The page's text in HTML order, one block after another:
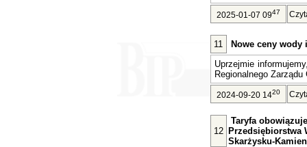
2025-01-07 0947
11
Nowe ceny wody
Uprzejmie
Regionalnego
2024-09-20 1420
12
Taryfa
Przedsiębiorstwa
Skarżysku-